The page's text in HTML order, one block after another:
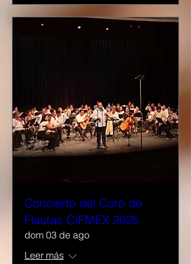
Concierto del Coro de
Flautas CIFMEX 2025
dom 03 de ago
Leer más